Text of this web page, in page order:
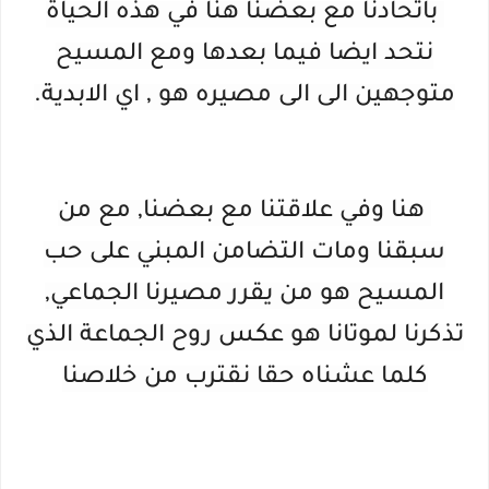
باتحادنا مع بعضنا هنا في هذه الحياة
نتحد ايضا فيما بعدها ومع المسيح
متوجهين الى الى مصيره هو , اي الابدية.
هنا وفي علاقتنا مع بعضنا, مع من
سبقنا ومات التضامن المبني على حب
المسيح هو من يقرر مصيرنا الجماعي,
تذكرنا لموتانا هو عكس روح الجماعة الذي
كلما عشناه حقا نقترب من خلاصنا